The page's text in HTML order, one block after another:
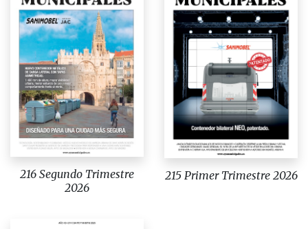
216 Segundo Trimestre
2026
215 Primer Trimestre 2026